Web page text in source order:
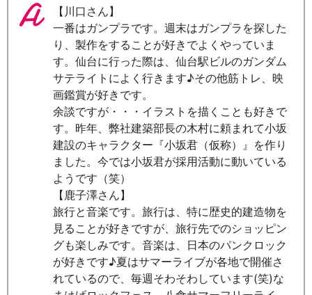
【川口さん】
一番はガンプラです。週末はガンプラを探した
り、製作をすることが好きでよくやっていま
す。仙台に行った際は、仙台駅ビルのガンダム
サテライトによく行きます♪その他筋トレ、映
画鑑賞が好きです。
余談ですが・・・イラストを描くことも好きで
す。昨年、弊社建築部長の木村に頼まれて小坂
建設のキャラクター『小坂君（仮称）』を作り
ました。今では小坂君が採用活動に動いている
ようです（笑）
【鹿子澤さん】
旅行と音楽です。旅行は、特に歴史的建造物を
見ることが好きですが、旅行先でのショッピン
グも楽しみです。音楽は、日本のパンクロック
が好きです♪夏はサマーライブが各地で開催さ
れているので、毎週そわそわしています(笑)な